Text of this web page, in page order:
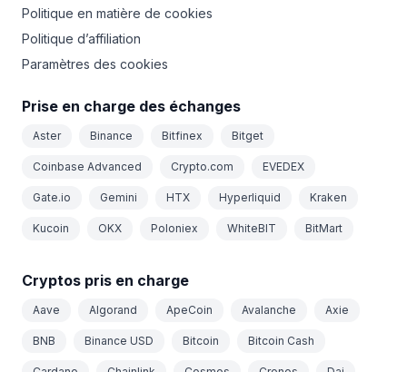
Politique en matière de cookies
Politique d’affiliation
Paramètres des cookies
Prise en charge des échanges
Aster Binance Bitfinex Bitget
Coinbase Advanced Crypto.com EVEDEX
Gate.io Gemini HTX Hyperliquid Kraken
Kucoin OKX Poloniex WhiteBIT BitMart
Cryptos pris en charge
Aave Algorand ApeCoin Avalanche Axie
BNB Binance USD Bitcoin Bitcoin Cash